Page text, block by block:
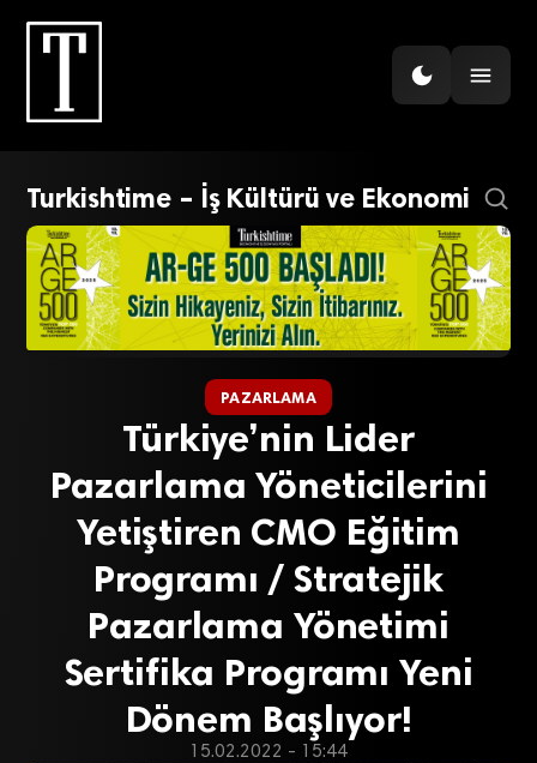
Turkishtime – İş Kültürü ve Ekonomi
PAZARLAMA
Türkiye’nin Lider
Pazarlama Yöneticilerini
Yetiştiren CMO Eğitim
Programı / Stratejik
Pazarlama Yönetimi
Sertifika Programı Yeni
Dönem Başlıyor!
15.02.2022 - 15:44